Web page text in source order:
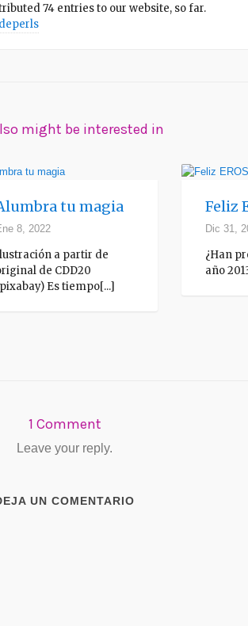
74 entries to our website, so far.
might be interested in
tu magia
8, 2022
a partir de
de CDD20
Es tiempo[...]
Feliz
Dic 31,
¿Han
año
1 Comment
Leave your reply.
UN COMENTARIO